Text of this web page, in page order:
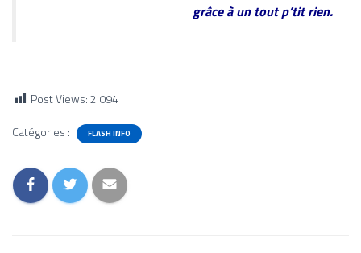
grâce à un tout p’tit rien.
Post Views:2 094
Catégories :
FLASH INFO